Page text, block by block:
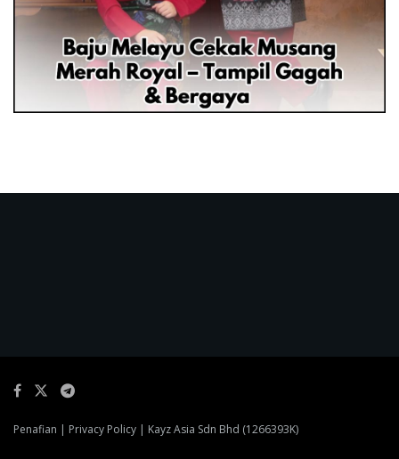
Penafian | Privacy Policy | Kayz Asia Sdn Bhd (1266393K)